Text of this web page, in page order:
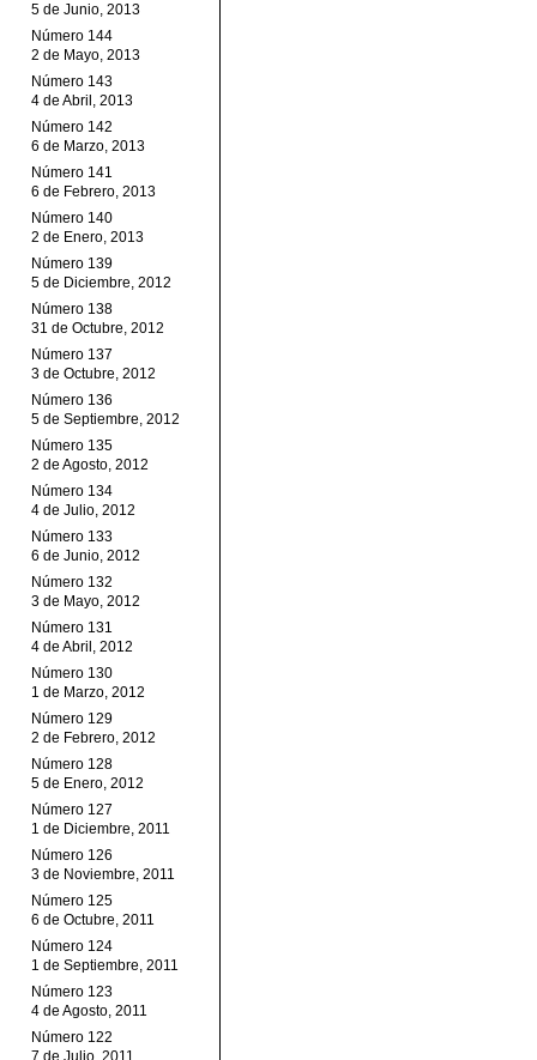
5 de Junio, 2013
Número 144
2 de Mayo, 2013
Número 143
4 de Abril, 2013
Número 142
6 de Marzo, 2013
Número 141
6 de Febrero, 2013
Número 140
2 de Enero, 2013
Número 139
5 de Diciembre, 2012
Número 138
31 de Octubre, 2012
Número 137
3 de Octubre, 2012
Número 136
5 de Septiembre, 2012
Número 135
2 de Agosto, 2012
Número 134
4 de Julio, 2012
Número 133
6 de Junio, 2012
Número 132
3 de Mayo, 2012
Número 131
4 de Abril, 2012
Número 130
1 de Marzo, 2012
Número 129
2 de Febrero, 2012
Número 128
5 de Enero, 2012
Número 127
1 de Diciembre, 2011
Número 126
3 de Noviembre, 2011
Número 125
6 de Octubre, 2011
Número 124
1 de Septiembre, 2011
Número 123
4 de Agosto, 2011
Número 122
7 de Julio, 2011